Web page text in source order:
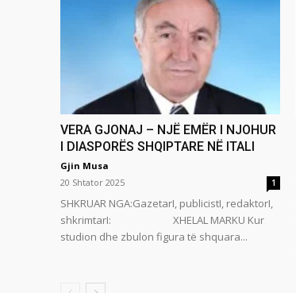
VERA GJONAJ – NJË EMËR I NJOHUR
I DIASPORËS SHQIPTARE NË ITALI
Gjin Musa
20 Shtator 2025
1
SHKRUAR NGA:GazetarI, publicistI, redaktorI,
shkrimtarI: XHELAL MARKU Kur
studion dhe zbulon figura të shquara...